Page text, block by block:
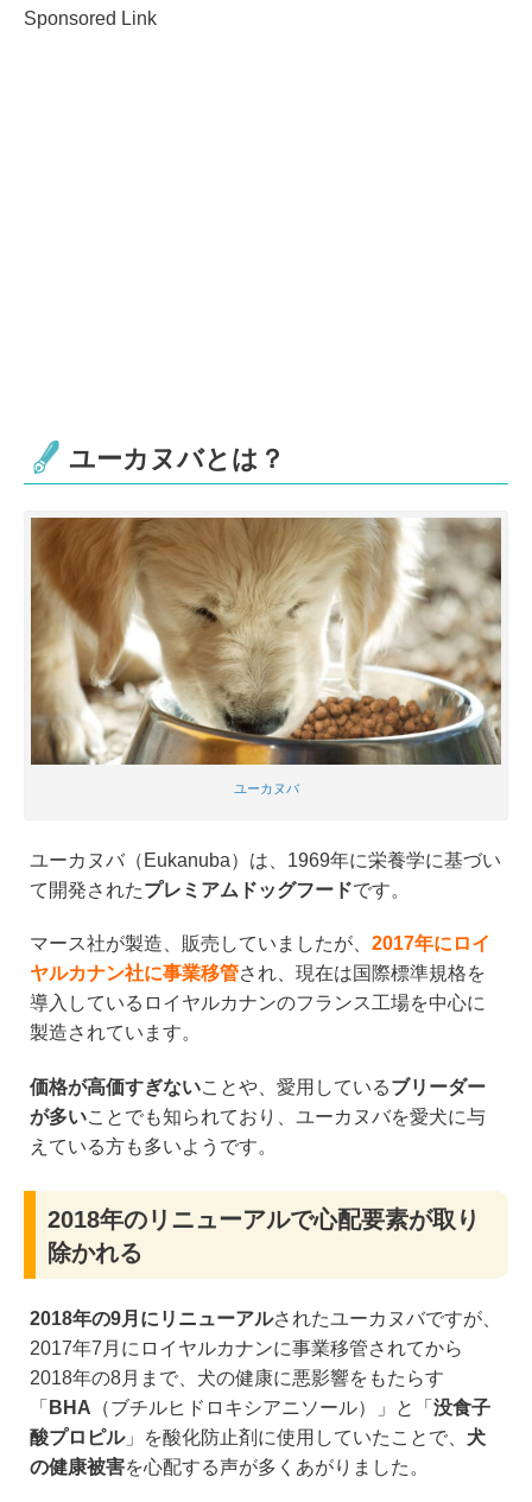
Sponsored Link
ユーカヌバとは？
ユーカヌバ
ユーカヌバ（Eukanuba）は、1969年に栄養学に基づい
て開発されたプレミアムドッグフードです。
マース社が製造、販売していましたが、 2017年にロイ
ヤルカナン社に事業移管され、現在は国際標準規格を
導入しているロイヤルカナンのフランス工場を中心に
製造されています。
価格が高価すぎないことや、愛用しているブリーダー
が多いことでも知られており、ユーカヌバを愛犬に与
えている方も多いようです。
2018年のリニューアルで心配要素が取り
除かれる
2018年の9月にリニューアルされたユーカヌバですが、
2017年7月にロイヤルカナンに事業移管されてから
2018年の8月まで、犬の健康に悪影響をもたらす
「 BHA （ブチルヒドロキシアニソール）」と「 没食子
酸プロピル」を酸化防止剤に使用していたことで、 犬
の健康被害を心配する声が多くあがりました。